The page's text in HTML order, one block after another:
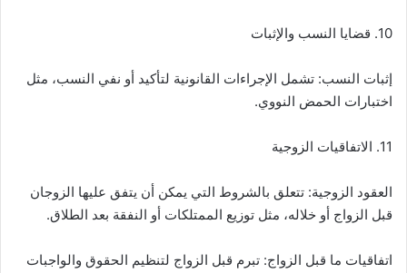
10. قضايا النسب والإثبات
إثبات النسب: تشمل الإجراءات القانونية لتأكيد أو نفي النسب، مثل
اختبارات الحمض النووي.
11. الاتفاقيات الزوجية
العقود الزوجية: تتعلق بالشروط التي يمكن أن يتفق عليها الزوجان
قبل الزواج أو خلاله، مثل توزيع الممتلكات أو النفقة بعد الطلاق.
اتفاقيات ما قبل الزواج: تبرم قبل الزواج لتنظيم الحقوق والواجبات